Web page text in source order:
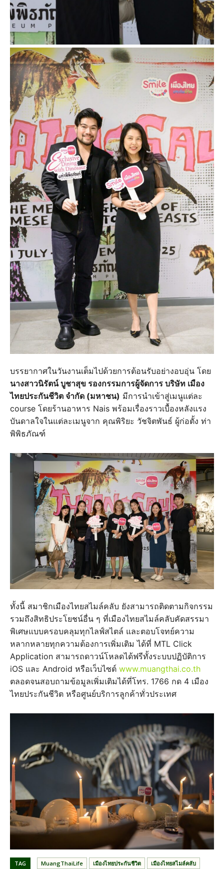
บรรยากาศในวันงานเต็มไปด้วยการต้อนรับอย่างอบอุ่น โดย
นางสาวนิรัตน์ บูชาสุข รองกรรมการผู้จัดการ บริษัท เมือง
ไทยประกันชีวิต จำกัด (มหาชน) มีการนำเข้าสู่เมนูแต่ละ
course โดยร้านอาหาร Nais พร้อมเรื่องราวเบื้องหลังแรง
บันดาลใจในแต่ละเมนูจาก คุณพิริยะ วัชจิตพันธ์ ผู้ก่อตั้ง ท่า
พิพิธภัณฑ์
ทั้งนี้ สมาชิกเมืองไทยสไมล์คลับ ยังสามารถติดตามกิจกรรม
รวมถึงสิทธิประโยชน์อื่น ๆ ที่เมืองไทยสไมล์คลับคัดสรรมา
พิเศษแบบครอบคลุมทุกไลฟ์สไตล์ และตอบโจทย์ความ
หลากหลายทุกความต้องการเพิ่มเติม ได้ที่ MTL Click
Application สามารถดาวน์โหลดได้ฟรีทั้งระบบปฏิบัติการ
iOS และ Android หรือเว็บไซต์ www.muangthai.co.th
ตลอดจนสอบถามข้อมูลเพิ่มเติมได้ที่โทร. 1766 กด 4 เมือง
ไทยประกันชีวิต หรือศูนย์บริการลูกค้าทั่วประเทศ
TAG MuangThaiLife เมืองไทยประกันชีวิต เมืองไทยสไมล์คลับ